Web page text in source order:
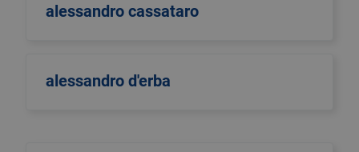
alessandro cassataro
alessandro d'erba